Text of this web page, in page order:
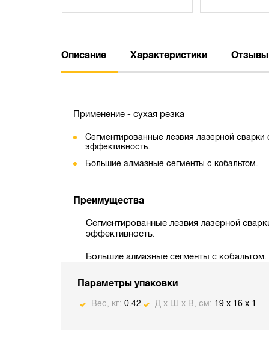
Описание Характеристики Отзывы
Применение - сухая резка
Сегментированные лезвия лазерной
эффективность.
Большие алмазные сегменты с кобальтом.
Преимущества
Сегментированные лезвия лазерной
эффективность.
Большие алмазные сегменты с кобальтом.
Параметры упаковки
Вес, кг: 0.42 Д х Ш х В, см: 19 x 16 x 1